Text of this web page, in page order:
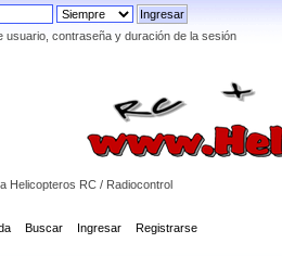
usuario, contraseña y duración de la sesión
Helicopteros RC / Radiocontrol
Buscar Ingresar Registrarse